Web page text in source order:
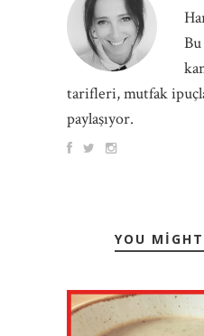
tarifleri, mutfak
paylaşıyor.
YOU